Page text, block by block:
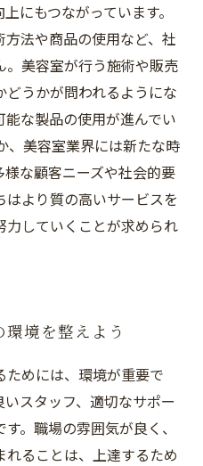
にもつながっています。
法や商品の使用など、社
美容室が行う施術や販売
うかが問われるようにな
な製品の使用が進んでい
、美容室業界には新たな時
な顧客ニーズや社会的要
より質の高いサービスを
していくことが求められ
境を整えよう
めには、環境が重要で
スタッフ、適切なサポー
。職場の雰囲気が良く、
ることは、上達するため